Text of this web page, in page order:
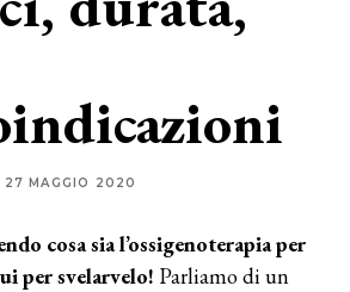
27 MAGGIO 2020
cosa sia l’ossigenoterapia per
per svelarvelo! Parliamo di un